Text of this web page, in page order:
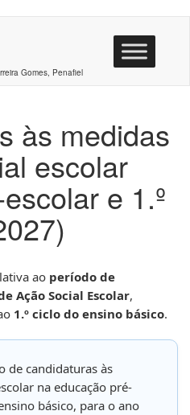
Gomes, Penafiel
às medidas
escolar
e 1.º
ao período de
Ação Social Escolar,
1.º ciclo do ensino básico.
de candidaturas às
na educação pré-
básico, para o ano